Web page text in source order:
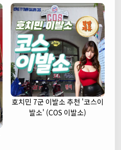
호치민 7군 이발소 추천 '코스이
발소' (COS 이발소)